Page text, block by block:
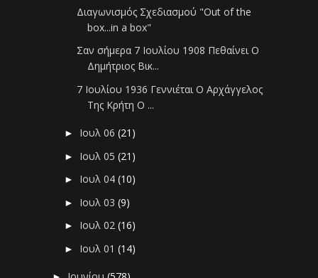
Διαγωνισμός Σχεδιασμού "Out of the
box...in a box"
Σαν σήμερα 7 Ιουλίου 1908 Πεθαίνει Ο
Δημήτριος Βικ...
7 Ιουλίου 1936 Γεννιέται Ο Αρχάγγελος
Της Κρήτη Ο ...
► Ιουλ 06(21)
► Ιουλ 05(21)
► Ιουλ 04(10)
► Ιουλ 03(9)
► Ιουλ 02(16)
► Ιουλ 01(14)